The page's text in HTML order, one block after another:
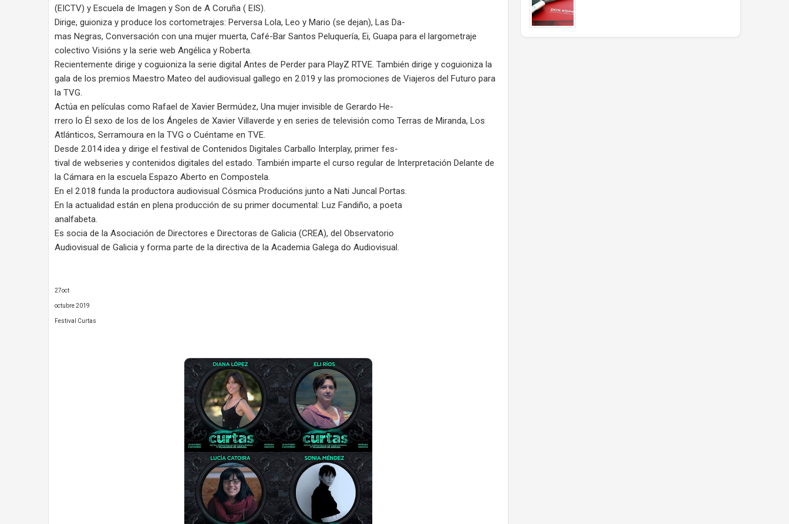
(EICTV) y Escuela de Imagen y Son de A Coruña ( EIS).
Dirige, guioniza y produce los cortometrajes: Perversa Lola, Leo y Mario (se dejan), Las Da-
mas Negras, Conversación con una mujer muerta, Café-Bar Santos Peluquería, Ei, Guapa para el largometraje
colectivo Visións y la serie web Angélica y Roberta.
Recientemente dirige y coguioniza la serie digital Antes de Perder para PlayZ RTVE. También dirige y coguioniza la
gala de los premios Maestro Mateo del audiovisual gallego en 2.019 y las promociones de Viajeros del Futuro para
la TVG.
Actúa en películas como Rafael de Xavier Bermúdez, Una mujer invisible de Gerardo He-
rrero lo Él sexo de los de los Ángeles de Xavier Villaverde y en series de televisión como Terras de Miranda, Los
Atlánticos, Serramoura en la TVG o Cuéntame en TVE.
Desde 2.014 idea y dirige el festival de Contenidos Digitales Carballo Interplay, primer fes-
tival de webseries y contenidos digitales del estado. También imparte el curso regular de Interpretación Delante de
la Cámara en la escuela Espazo Aberto en Compostela.
En el 2.018 funda la productora audiovisual Cósmica Producións junto a Nati Juncal Portas.
En la actualidad están en plena producción de su primer documental: Luz Fandiño, a poeta
analfabeta.
Es socia de la Asociación de Directores e Directoras de Galicia (CREA), del Observatorio
Audiovisual de Galicia y forma parte de la directiva de la Academia Galega do Audiovisual.
27oct
octubre 2019
Festival Curtas